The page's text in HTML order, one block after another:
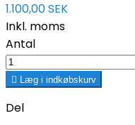
1.100,00 SEK
Inkl. moms
Antal
 Læg i indkøbskurv
Del